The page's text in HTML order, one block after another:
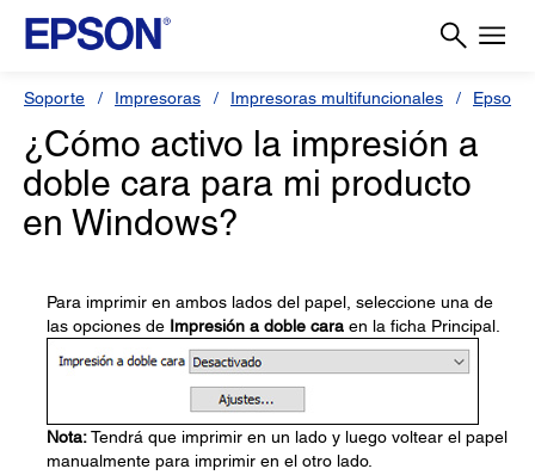
Soporte Impresoras Impresoras multifuncionales Epson L
¿Cómo activo la impresión a
doble cara para mi producto
en Windows?
Para imprimir en ambos lados del papel, seleccione una de
las opciones de Impresión a doble cara en la ficha Principal.
Nota:Tendrá que imprimir en un lado y luego voltear el papel
manualmente para imprimir en el otro lado.